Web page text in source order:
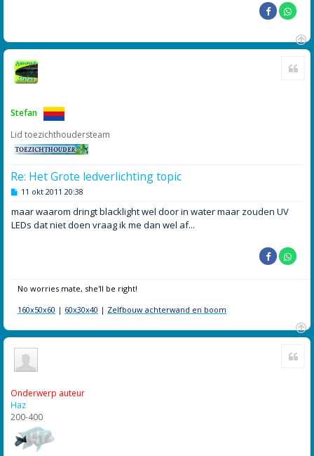
O
Stefan
Lid toezichthoudersteam
Re: Het Grote ledverlichting topic
B
r
i
c
11 okt 2011 20:38
maar waarom dringt blacklight wel door in water maar zouden UV
LEDs dat niet doen vraag ik me dan wel af...
No worries mate, she'll be right!
160x50x60 | 60x30x40 | Zelfbouw achterwand en boom
O
Onderwerp auteur
Haz
200-400